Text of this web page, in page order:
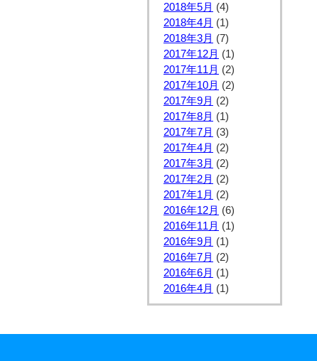
2018年5月 (4)
2018年4月 (1)
2018年3月 (7)
2017年12月 (1)
2017年11月 (2)
2017年10月 (2)
2017年9月 (2)
2017年8月 (1)
2017年7月 (3)
2017年4月 (2)
2017年3月 (2)
2017年2月 (2)
2017年1月 (2)
2016年12月 (6)
2016年11月 (1)
2016年9月 (1)
2016年7月 (2)
2016年6月 (1)
2016年4月 (1)